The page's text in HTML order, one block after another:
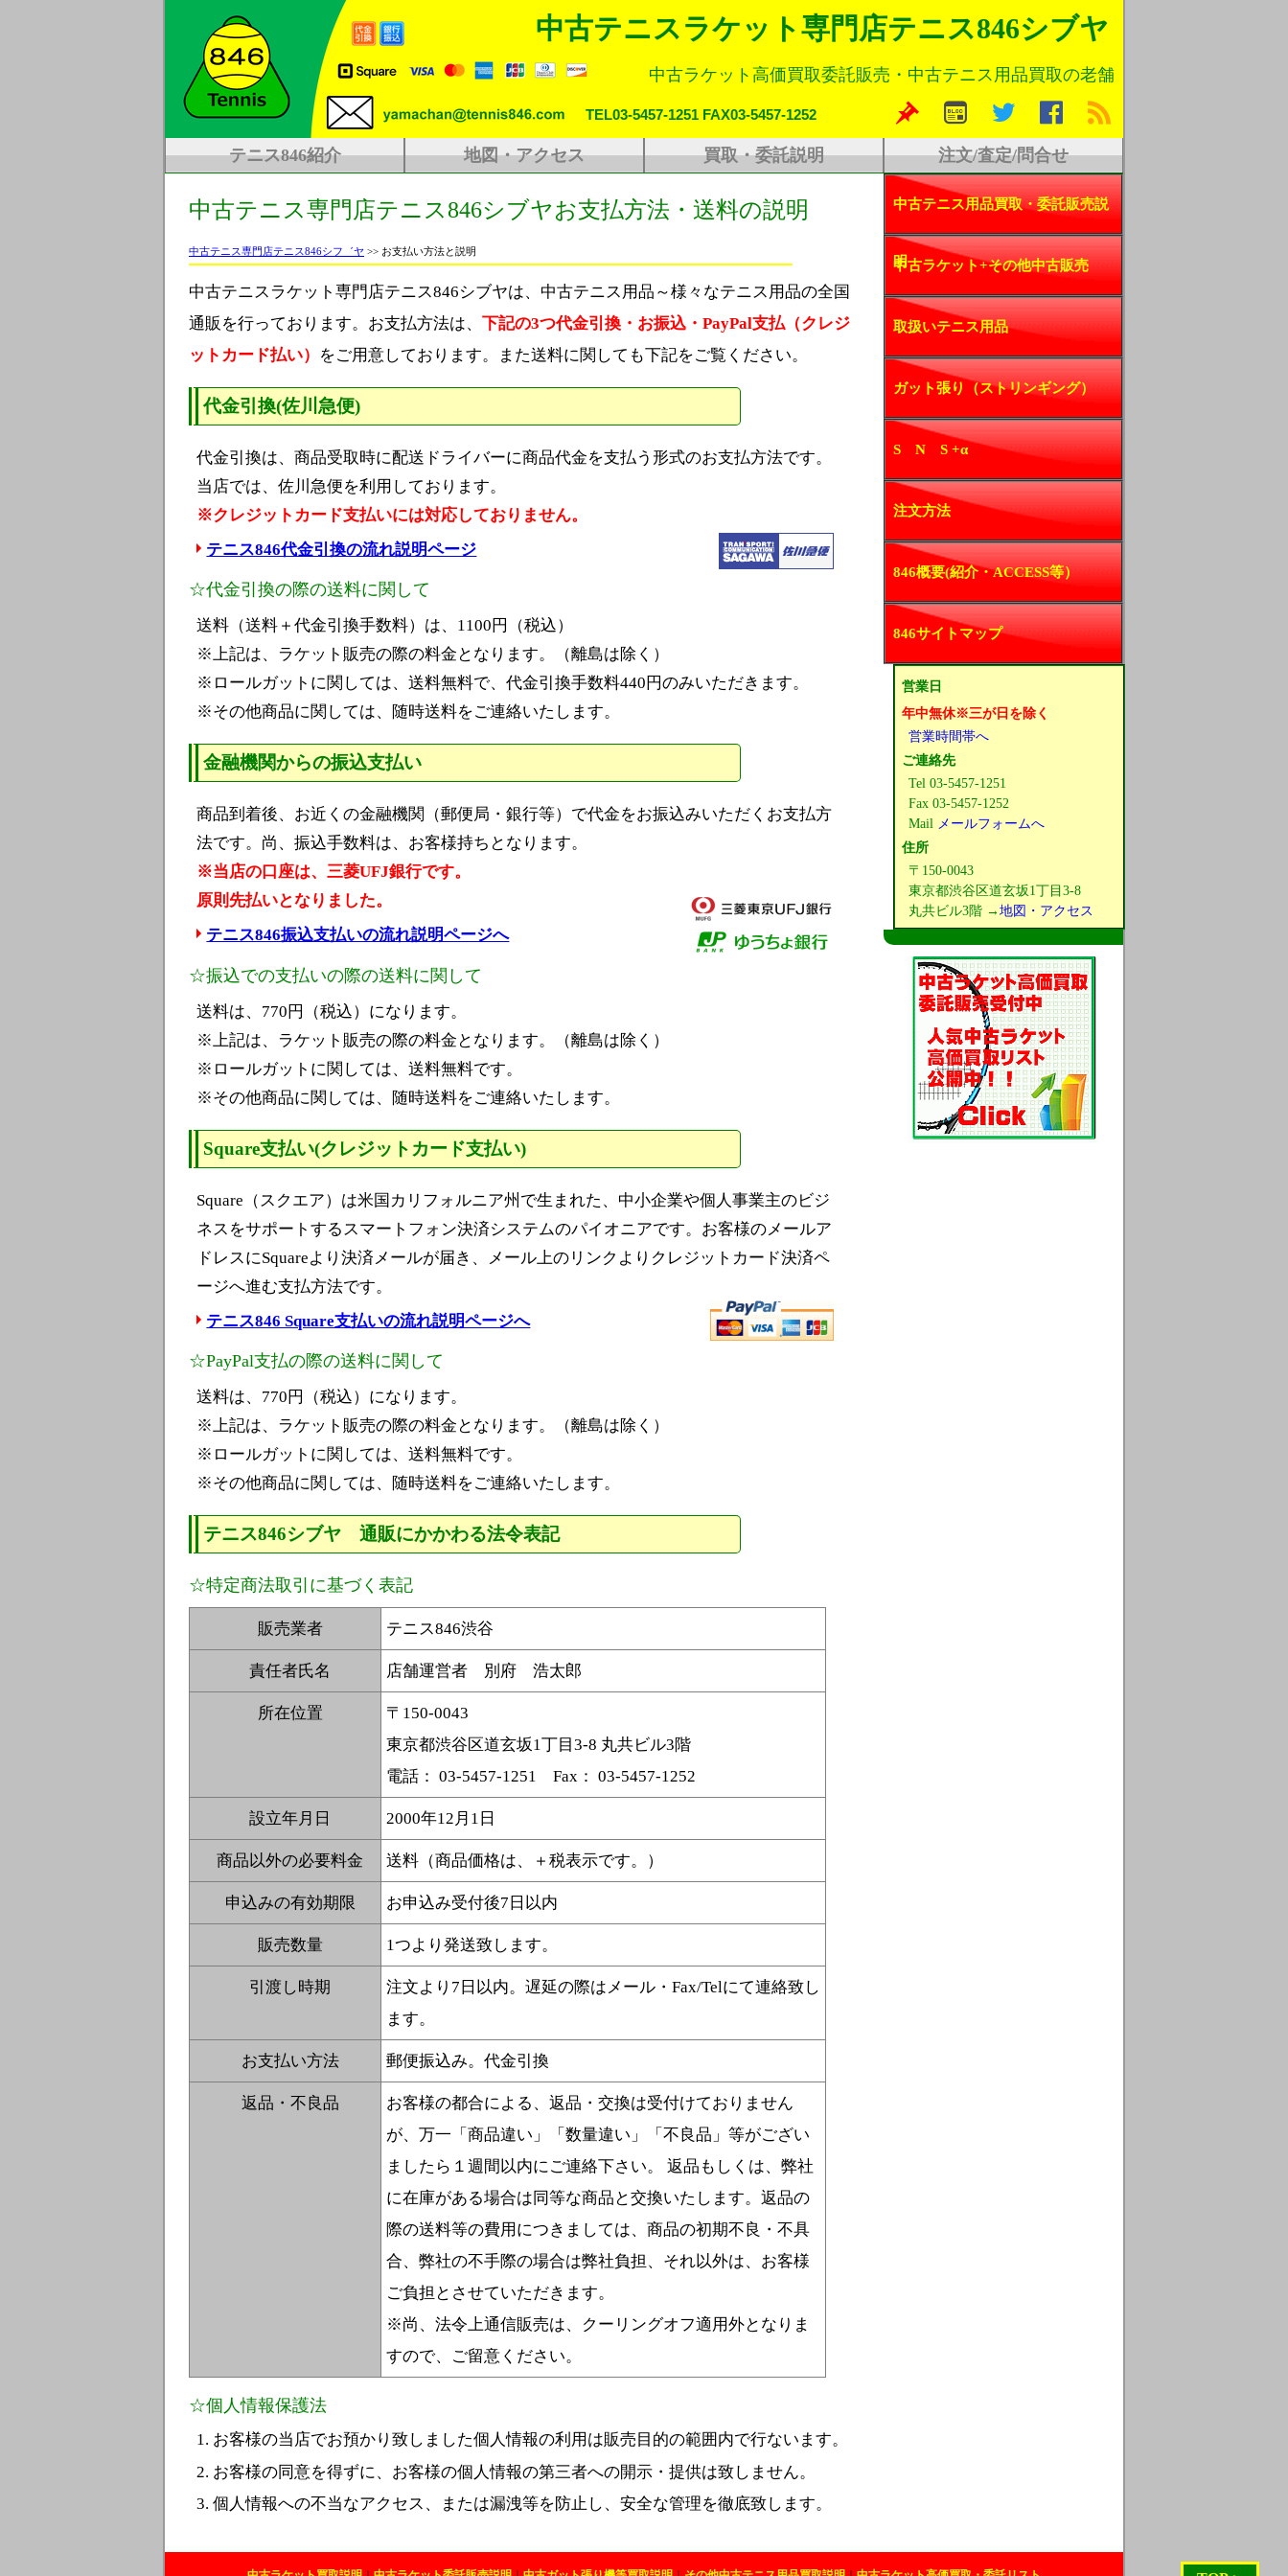
中古テニスラケット専門店テニス846シブヤ
中古ラケット高価買取委託販売・ 中古テニス用品買取の老舗
TEL03-5457-1251 FAX03-5457-1252
テニス846紹介 地図・アクセス 買取・委託説明 注文/査定/問合せ
中古テニス専門店テニス846シブヤお支払方法・送料の説明
中古テニス専門店テニス846シフ゛ヤ >> お支払い方法と説明
中古テニスラケット専門店テニス846シブヤは、中古テニス用品～様々なテニス用品の全国
通販を行っております。 お支払方法は、 下記の3つ代金引換・お振込・PayPal支払（クレジ
ットカード払い）
をご用意しております。また送料に関しても下記をご覧ください。
代金引換(佐川急便)
代金引換は、商品受取時に配送ドライバーに商品代金を支払う形式のお支払方法です。
当店では、佐川急便を利用しております。
※クレジットカード支払いには対応しておりません。
テニス846代金引換の流れ説明ページ
☆代金引換の際の送料に関して
送料（送料＋代金引換手数料）は、1100円（税込）
※上記は、ラケット販売の際の料金となります。（離島は除く）
※ロールガットに関しては、送料無料で、代金引換手数料440円のみいただきます。
※その他商品に関しては、随時送料をご連絡いたします。
金融機関からの振込支払い
商品到着後、お近くの金融機関（郵便局・銀行等）で代金をお振込みいただくお支払方
法です。尚、振込手数料は、お客様持ちとなります。
※当店の口座は、三菱UFJ銀行です。
原則先払いとなりました。
テニス846振込支払いの流れ説明ページへ
☆振込での支払いの際の送料に関して
送料は、770円（税込）になります。
※上記は、ラケット販売の際の料金となります。（離島は除く）
※ロールガットに関しては、送料無料です。
※その他商品に関しては、随時送料をご連絡いたします。
Square支払い(クレジットカード支払い)
Square（スクエア）は米国カリフォルニア州で生まれた、中小企業や個人事業主のビジ
ネスをサポートするスマートフォン決済システムのパイオニアです。お客様のメールア
ドレスにSquareより決済メールが届き、メール上のリンクよりクレジットカード決済ペ
ージへ進む支払方法です。
テニス846 Square支払いの流れ説明ページへ
☆PayPal支払の際の送料に関して
送料は、770円（税込）になります。
※上記は、ラケット販売の際の料金となります。（離島は除く）
※ロールガットに関しては、送料無料です。
※その他商品に関しては、随時送料をご連絡いたします。
テニス846シブヤ 通販にかかわる法令表記
☆特定商法取引に基づく表記
販売業者 テニス846渋谷
責任者氏名 店舗運営者 別府 浩太郎
所在位置
〒150-0043
東京都渋谷区道玄坂1丁目3-8 丸共ビル3階
電話： 03-5457-1251 Fax： 03-5457-1252
設立年月日 2000年12月1日
商品以外の必要料金 送料（商品価格は、＋税表示です。）
申込みの有効期限 お申込み受付後7日以内
販売数量 1つより発送致します。
引渡し時期
注文より7日以内。遅延の際はメール・Fax/Telにて連絡致し
ます。
お支払い方法 郵便振込み。代金引換
返品・不良品
お客様の都合による、返品・交換は受付けておりません
が、万一「商品違い」「数量違い」「不良品」等がござい
ましたら１週間以内にご連絡下さい。 返品もしくは、弊社
に在庫がある場合は同等な商品と交換いたします。返品の
際の送料等の費用につきましては、商品の初期不良・不具
合、弊社の不手際の場合は弊社負担、それ以外は、お客様
ご負担とさせていただきます。
※尚、法令上通信販売は、クーリングオフ適用外となりま
すので、ご留意ください。
☆個人情報保護法
お客様の当店でお預かり致しました個人情報の利用は販売目的の範囲内で行ないます。
お客様の同意を得ずに、お客様の個人情報の第三者への開示・提供は致しません。
個人情報への不当なアクセス、または漏洩等を防止し、安全な管理を徹底致します。
中古テニス用品買取・委託販売説
明
中古ラケット+その他中古販売
取扱いテニス用品
ガット張り（ストリンギング）
S N S +α
注文方法
846概要(紹介・ACCESS等）
846サイトマップ
営業日
年中無休※三が日を除く
営業時間帯へ
ご連絡先
Tel 03-5457-1251
Fax 03-5457-1252
Mail メールフォームへ
住所
〒150-0043
東京都渋谷区道玄坂1丁目3-8
丸共ビル3階 →地図・アクセス